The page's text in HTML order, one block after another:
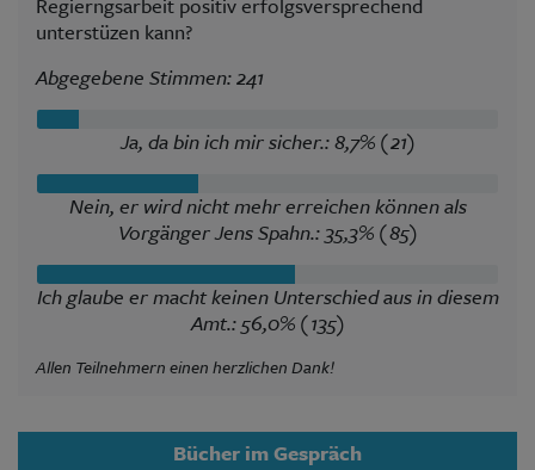
unterstüzen kann?
Abgegebene Stimmen: 241
Ja, da bin ich mir sicher.: 8,7% (21)
Nein, er wird nicht mehr erreichen können als
Vorgänger Jens Spahn.: 35,3% (85)
Ich glaube er macht keinen Unterschied aus in diesem
Amt.: 56,0% (135)
Allen Teilnehmern einen herzlichen Dank!
Bücher im Gespräch